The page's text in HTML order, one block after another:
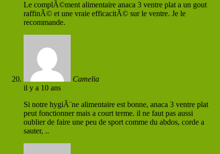
Le complÃ©ment alimentaire anaca 3 ventre plat a un gout
raffinÃ© et une vraie efficacitÃ© sur le ventre. Je le
recommande.
Camelia
il y a 10 ans
Si notre hygiÃ¨ne alimentaire est bonne, anaca 3 ventre plat
peut fonctionner mais a court terme. il ne faut pas aussi
oublier de faire une peu de sport comme du abdos, corde a
sauter, ..